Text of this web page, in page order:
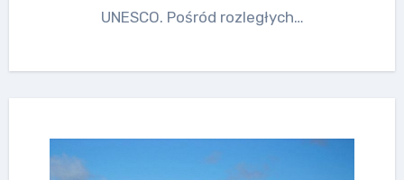
UNESCO. Pośród rozległych…